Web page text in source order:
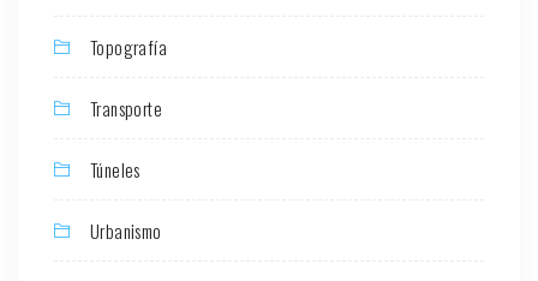
Topografía
Transporte
Túneles
Urbanismo